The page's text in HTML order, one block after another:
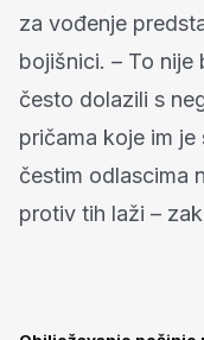
za vođenje
bojišnici. – To nije
često dolazili s
pričama koje im je
čestim odlascima
protiv tih laži –